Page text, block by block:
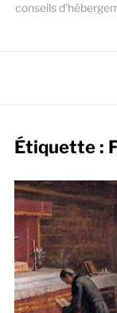
conseils
Étiquette :